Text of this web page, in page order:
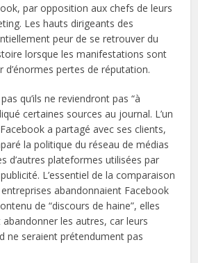
par opposition aux chefs de leurs
Les hauts dirigeants des
peur de se retrouver du
lorsque les manifestations sont
d’énormes pertes de réputation.
qu’ils ne reviendront pas “à
certaines sources au journal. L’un
a partagé avec ses clients,
la politique du réseau de médias
d’autres plateformes utilisées par
L’essentiel de la comparaison
abandonnaient Facebook
de “discours de haine”, elles
les autres, car leurs
ne seraient prétendument pas